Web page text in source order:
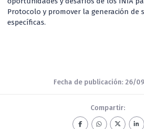
Protocolo y promover la generación de
específicas.
Fecha de publicación: 26/
Compartir: